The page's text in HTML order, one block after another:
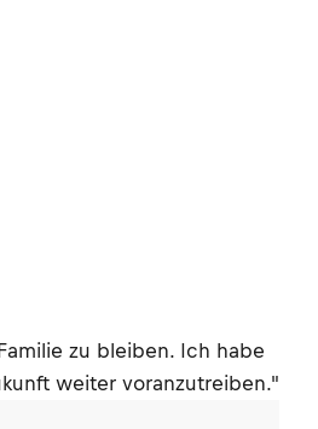
zu bleiben. Ich habe
weiter voranzutreiben."